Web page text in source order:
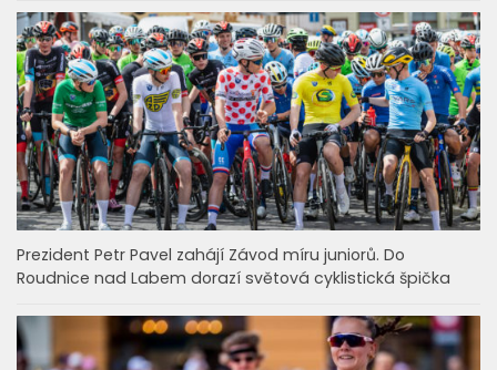
Prezident Petr Pavel zahájí Závod míru juniorů. Do
Roudnice nad Labem dorazí světová cyklistická špička